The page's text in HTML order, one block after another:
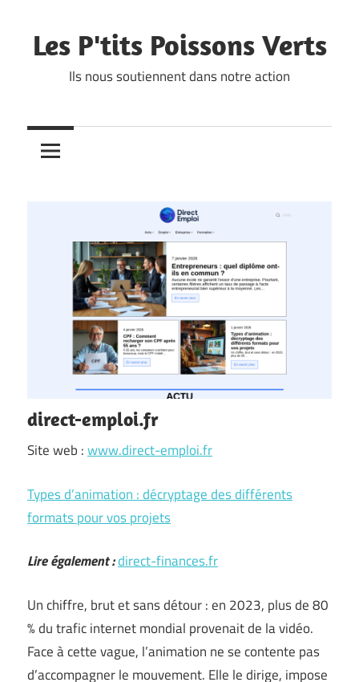
to
content
Les P'tits Poissons Verts
Ils nous soutiennent dans notre action
direct-emploi.fr
Site web :www.direct-emploi.fr
Types d’animation : décryptage des différents
formats pour vos projets
Lire également :direct-finances.fr
Un chiffre, brut et sans détour : en 2023, plus de 80
% du trafic internet mondial provenait de la vidéo.
Face à cette vague, l’animation ne se contente pas
d’accompagner le mouvement. Elle le dirige, impose